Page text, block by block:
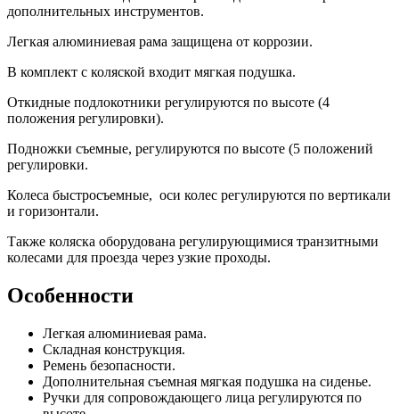
дополнительных инструментов.
Легкая алюминиевая рама защищена от коррозии.
В комплект с коляской входит мягкая подушка.
Откидные подлокотники регулируются по высоте (4
положения регулировки).
Подножки съемные, регулируются по высоте (5 положений
регулировки.
Колеса быстросъемные, оси колес регулируются по вертикали
и горизонтали.
Также коляска оборудована регулирующимися транзитными
колесами для проезда через узкие проходы.
Особенности
Легкая алюминиевая рама.
Складная конструкция.
Ремень безопасности.
Дополнительная съемная мягкая подушка на сиденье.
Ручки для сопровождающего лица регулируются по